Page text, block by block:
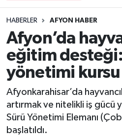
HABERLER AFYON HABER
Afyon’da
eğitim
yönetimi kursu
Afyonkarahisar’da
artırmak ve nitelikli iş gücü
Sürü Yönetimi Elemanı
başlatıldı.
Afyon Haber
Siyaset
Spor
Eğitim
Sağlık
Afyonkarahisar Hava
Afyonkarahisar Trafik
Süper Lig Puan Durumu
Tüm Manşetler
Son Dakika Haberleri